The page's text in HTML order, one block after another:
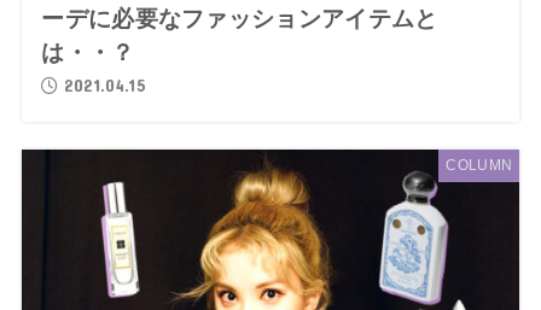
ーデに必要なファッションアイテムと
は・・？
2021.04.15
COLUMN